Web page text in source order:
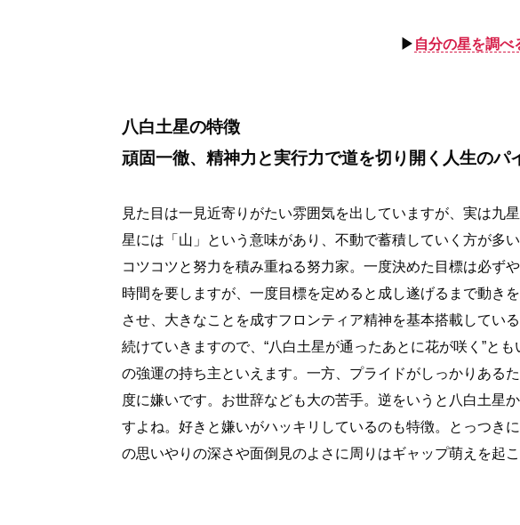
▶︎ 自分の星を調べ
八白土星の特徴
頑固一徹、精神力と実行力で道を切り開く人生のパ
見た目は一見近寄りがたい雰囲気を出していますが、実は九
星には「山」という意味があり、不動で蓄積していく方が多
コツコツと努力を積み重ねる努力家。一度決めた目標は必ず
時間を要しますが、一度目標を定めると成し遂げるまで動き
させ、大きなことを成すフロンティア精神を基本搭載してい
続けていきますので、“八白土星が通ったあとに花が咲く”と
の強運の持ち主といえます。一方、プライドがしっかりある
度に嫌いです。お世辞なども大の苦手。逆をいうと八白土星
すよね。好きと嫌いがハッキリしているのも特徴。とっつき
の思いやりの深さや面倒見のよさに周りはギャップ萌えを起こ